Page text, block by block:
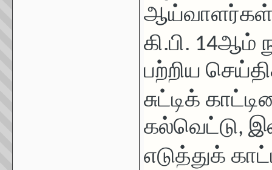
கி.பி. 14ஆம்
பற்றிய
சுட்டிக்
கல்வெட்டு,
எடுத்துக்